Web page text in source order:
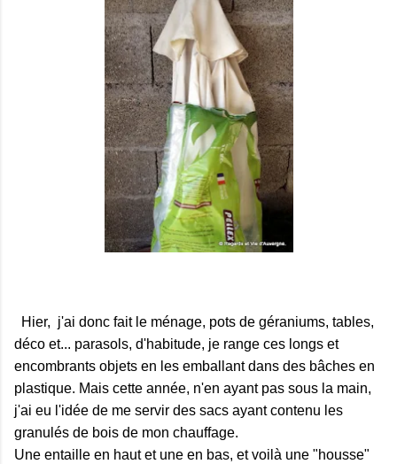
Hier, j'ai donc fait le ménage, pots de géraniums, tables,
déco et... parasols, d'habitude, je range ces longs et
encombrants objets en les emballant dans des bâches en
plastique. Mais cette année, n'en ayant pas sous la main,
j'ai eu l'idée de me servir des sacs ayant contenu les
granulés de bois de mon chauffage.
Une entaille en haut et une en bas, et voilà une "housse"